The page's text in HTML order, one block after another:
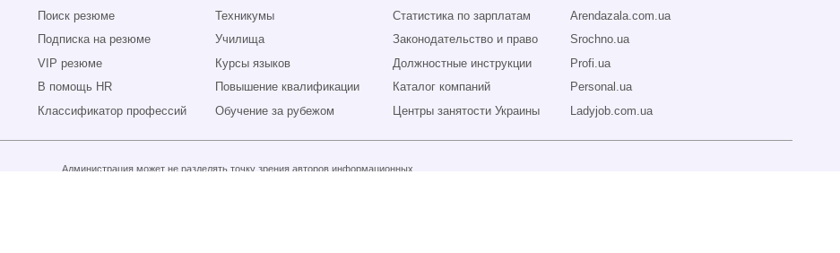
Поиск резюме
Подписка на резюме
VIP резюме
В помощь HR
Классификатор профессий
Техникумы
Училища
Курсы языков
Повышение квалификации
Обучение за рубежом
Статистика по зарплатам
Законодательство и право
Должностные инструкции
Каталог компаний
Центры занятости Украины
Arendazala.com.ua
Srochno.ua
Profi.ua
Personal.ua
Ladyjob.com.ua
Администрация может не разделять точку зрения авторов информационных